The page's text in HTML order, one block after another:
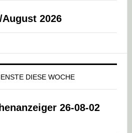
2026
DIESE WOCHE
26-08-02